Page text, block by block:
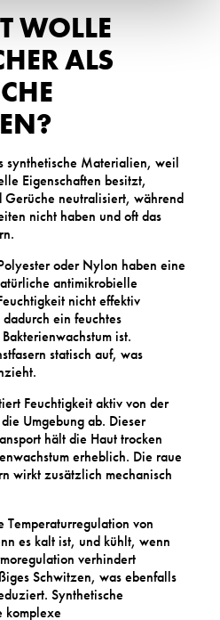
WOLLE
ALS
synthetische Materialien, weil
Eigenschaften besitzt,
Gerüche neutralisiert, während
nicht haben und oft das
oder Nylon haben eine
antimikrobielle
nicht effektiv
ein feuchtes
ist.
statisch auf, was
Feuchtigkeit aktiv von der
Umgebung ab. Dieser
hält die Haut trocken
erheblich. Die raue
wirkt zusätzlich mechanisch
von
es kalt ist, und kühlt, wenn
verhindert
Schwitzen, was ebenfalls
Synthetische
komplexe